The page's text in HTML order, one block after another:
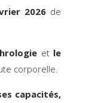
2026 de
et le
corporelle.
capacités,